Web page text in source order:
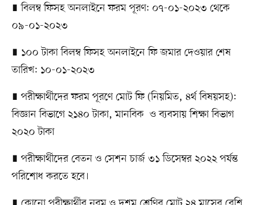
∎ বিলম্ব ফিসহ অনলাইনে ফরম পূরণ: ০৭-০১-২০২৩ থেকে
০৯-০১-২০২৩
∎ ১০০ টাকা বিলম্ব ফিসহ অনলাইনে ফি জমার দেওয়ার শেষ
তারিখ: ১০-০১-২০২৩
∎ পরীক্ষার্থীদের ফরম পূরণে মোট ফি (নিয়মিত, ৪র্থ বিষয়সহ):
বিজ্ঞান বিভাগে ২১৪০ টাকা, মানবিক ও ব্যবসায় শিক্ষা বিভাগ
২০২০ টাকা
∎ পরীক্ষার্থীদের বেতন ও সেশন চার্জ ৩১ ডিসেম্বর ২০২২ পর্যন্ত
পরিশোধ করতে হবে।